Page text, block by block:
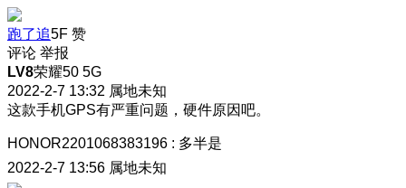
跑了追5F 赞
评论 举报
LV8荣耀50 5G
2022-2-7 13:32 属地未知
这款手机GPS有严重问题，硬件原因吧。
HONOR2201068383196 : 多半是
2022-2-7 13:56 属地未知